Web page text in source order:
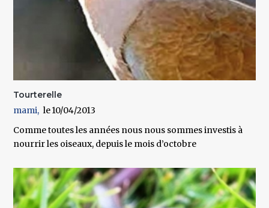
Tourterelle
mami
10/04/2013
Comme toutes les années nous nous sommes investis à
nourrir les oiseaux, depuis le mois d’octobre